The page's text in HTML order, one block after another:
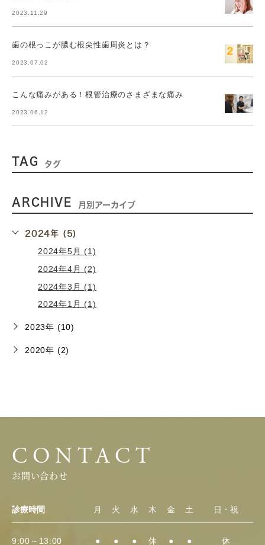
2023.11.29
歯の根っこが膿む根尖性歯周炎とは？
2023.07.02
こんな痛みがある！根管治療のさまざまな痛み
2023.06.12
TAG タグ
ARCHIVE 月別アーカイブ
2024年 (5)
2024年5月 (1)
2024年4月 (2)
2024年3月 (1)
2024年1月 (1)
2023年 (10)
2020年 (2)
CONTACT
お問い合わせ
診療時間 月 火 水 木 金 土 日・祝
9:00～13:00 ● ● ● 休 ● ● 休